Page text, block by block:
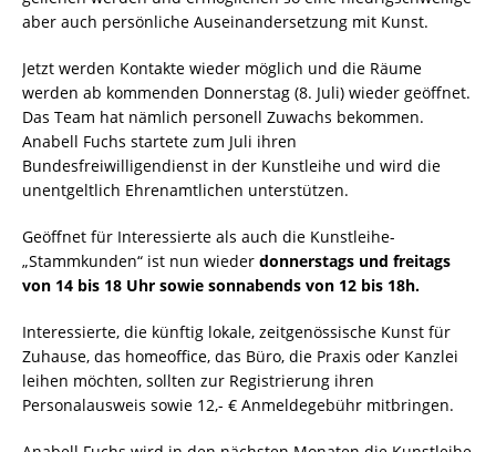
aber auch persönliche Auseinandersetzung mit Kunst.
Jetzt werden Kontakte wieder möglich und die Räume
werden ab kommenden Donnerstag (8. Juli) wieder geöffnet.
Das Team hat nämlich personell Zuwachs bekommen.
Anabell Fuchs startete zum Juli ihren
Bundesfreiwilligendienst in der Kunstleihe und wird die
unentgeltlich Ehrenamtlichen unterstützen.
Geöffnet für Interessierte als auch die Kunstleihe-
„Stammkunden“ ist nun wieder donnerstags und freitags
von 14 bis 18 Uhr sowie sonnabends von 12 bis 18h.
Interessierte, die künftig lokale, zeitgenössische Kunst für
Zuhause, das homeoffice, das Büro, die Praxis oder Kanzlei
leihen möchten, sollten zur Registrierung ihren
Personalausweis sowie 12,- € Anmeldegebühr mitbringen.